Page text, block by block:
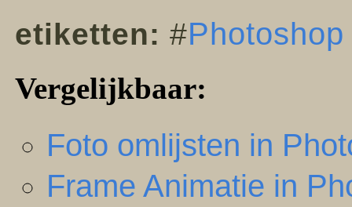
etiketten: #Photoshop
Vergelijkbaar:
Foto omlijsten in
Frame Animatie in